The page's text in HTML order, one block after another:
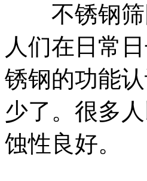
不锈钢筛
人们在日常
锈钢的功能
少了。很多
蚀性良好。